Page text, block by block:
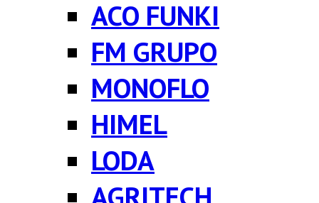
ACO FUNKI
FM GRUPO
MONOFLO
HIMEL
LODA